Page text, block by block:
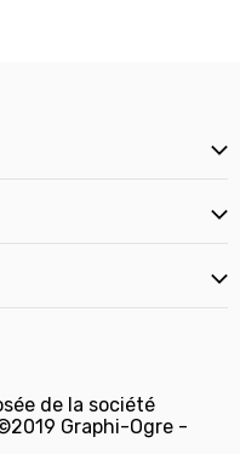
de la société
Graphi-Ogre -